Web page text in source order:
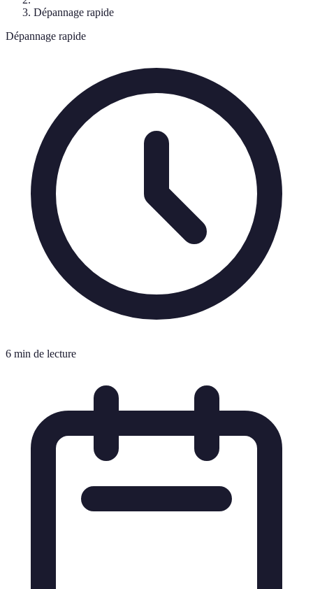
Dépannage rapide
Dépannage rapide
6 min de lecture